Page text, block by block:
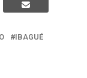
IBAGUÉ